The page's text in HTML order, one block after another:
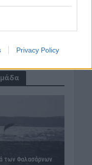
Privacy Policy
7